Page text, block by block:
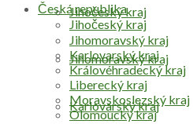
Jihočeský kraj
Jihomoravský kraj
Karlovarský kraj
Česká republika
Jihočeský kraj
Jihomoravský kraj
Karlovarský kraj
Královéhradecký kraj
Liberecký kraj
Moravskoslezský kraj
Olomoucký kraj